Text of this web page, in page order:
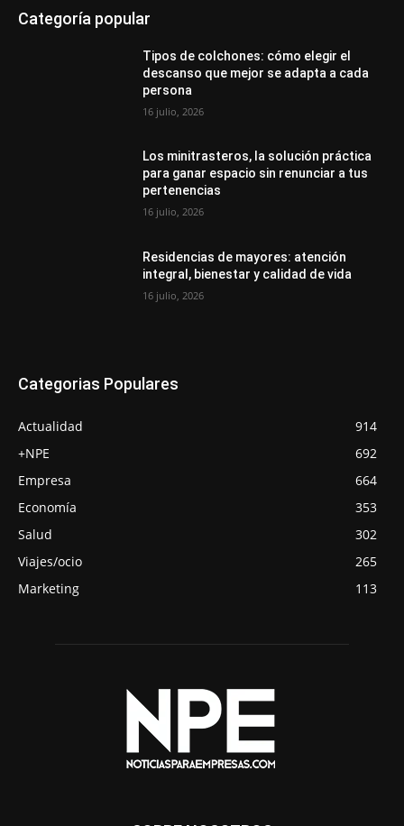
Categoría popular
Tipos de colchones: cómo elegir el
descanso que mejor se adapta a cada
persona
16 julio, 2026
Los minitrasteros, la solución práctica
para ganar espacio sin renunciar a tus
pertenencias
16 julio, 2026
Residencias de mayores: atención
integral, bienestar y calidad de vida
16 julio, 2026
Categorias Populares
Actualidad
914
+NPE
692
Empresa
664
Economía
353
Salud
302
Viajes/ocio
265
Marketing
113